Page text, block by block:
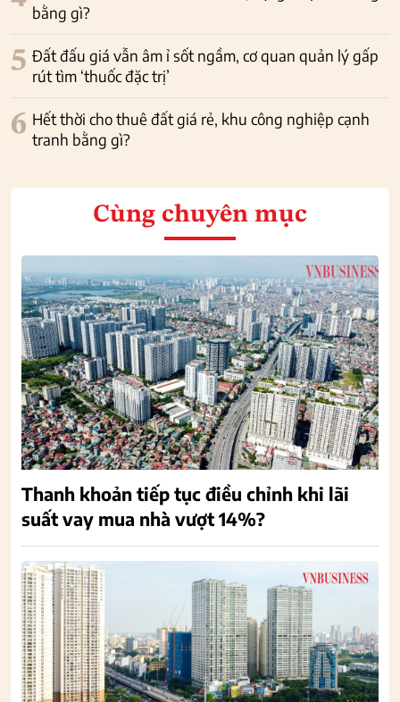
bằng gì?
5 Đất đấu giá vẫn âm ỉ sốt ngầm, cơ quan quản lý gấp
rút tìm ‘thuốc đặc trị’
6 Hết thời cho thuê đất giá rẻ, khu công nghiệp cạnh
tranh bằng gì?
Cùng chuyên mục
Thanh khoản tiếp tục điều chỉnh khi lãi
suất vay mua nhà vượt 14%?